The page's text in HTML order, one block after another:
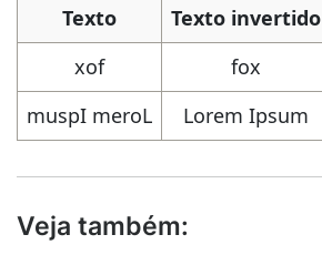
Texto
Texto invertido
xof
fox
muspI meroL
Lorem Ipsum
Veja também: